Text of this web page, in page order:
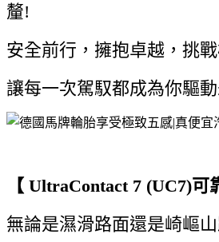
釐!
安全前行，擁抱卓越，挑
讓每一次駕馭都成為你驅動
【 UltraContact 7 (UC7)可
無論是濕滑路面還是崎嶇